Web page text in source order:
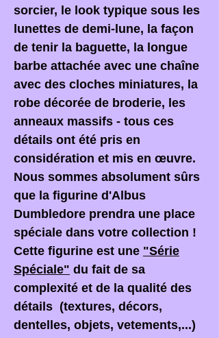
sorcier, le look typique sous les
lunettes de demi-lune, la façon
de tenir la baguette, la longue
barbe attachée avec une chaîne
avec des cloches miniatures, la
robe décorée de broderie, les
anneaux massifs - tous ces
détails ont été pris en
considération et mis en œuvre.
Nous sommes absolument sûrs
que la figurine d'Albus
Dumbledore prendra une place
spéciale dans votre collection !
Cette figurine est une "Série
Spéciale" du fait de sa
complexité et de la qualité des
détails (textures, décors,
dentelles, objets, vetements,...)